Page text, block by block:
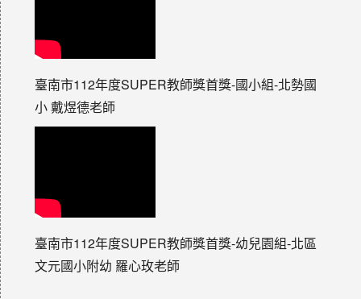
臺南市112年度SUPER教師獎首獎-國小組-北勢國
小 戴煜德老師
臺南市112年度SUPER教師獎首獎-幼兒園組-北區
文元國小附幼 羅心玫老師